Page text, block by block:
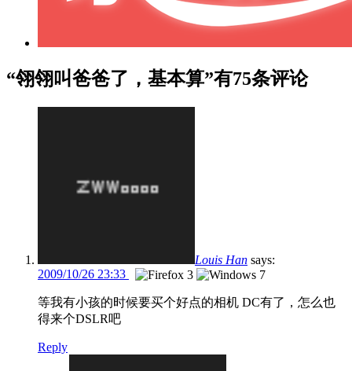
“翎翎叫爸爸了，基本算”有75条评论
Louis Han says:
2009/10/26 23:33
等我有小孩的时候要买个好点的相机 DC有了，怎么也
得来个DSLR吧
Reply